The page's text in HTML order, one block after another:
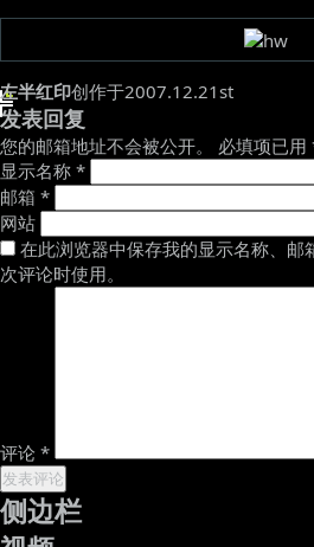
左半红印创作于2007.12.21st
发表回复
您的邮箱地址不会被公开。 必填项已用
显示名称 *
邮箱 *
网站
在此浏览器中保存我的显示名称、邮
次评论时使用。
评论 *
侧边栏